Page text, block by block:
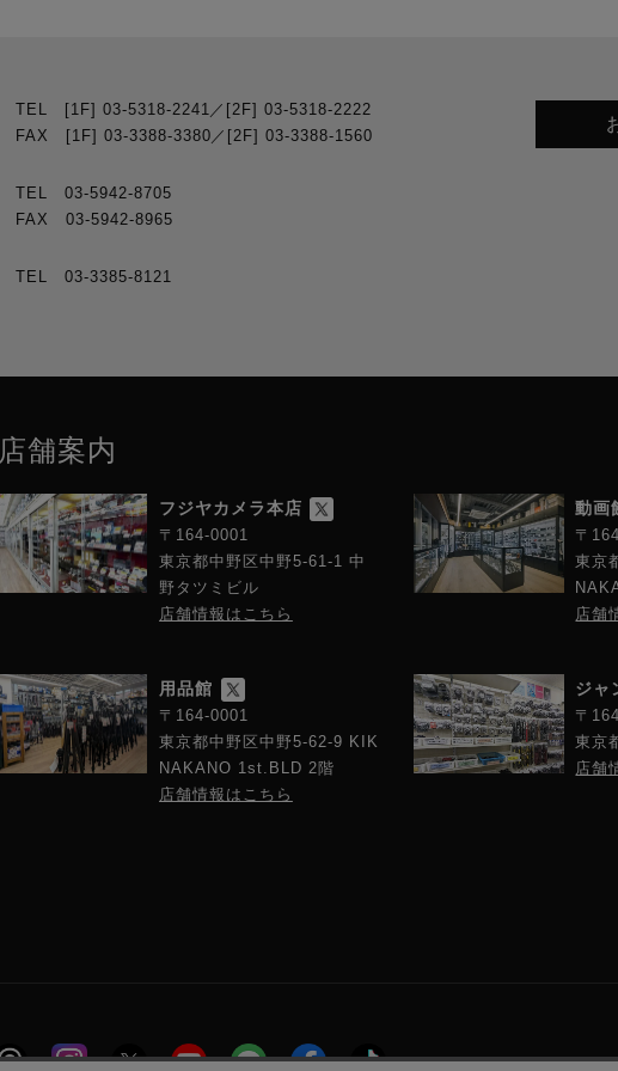
TEL [1F] 03-5318-2241／[2F] 03-5318-2222
FAX [1F] 03-3388-3380／[2F] 03-3388-1560
TEL 03-5942-8705
FAX 03-5942-8965
TEL 03-3385-8121
店舗案内
フジヤカメラ本店
〒164-0001
東京都中野区中野5-61-1 中
野タツミビル
店舗情報はこちら
動画
〒
東京
店舗
用品館
〒164-0001
東京都中野区中野5-62-9 KIK
NAKANO 1st.BLD 2階
店舗情報はこちら
ジャ
〒
東京
店舗